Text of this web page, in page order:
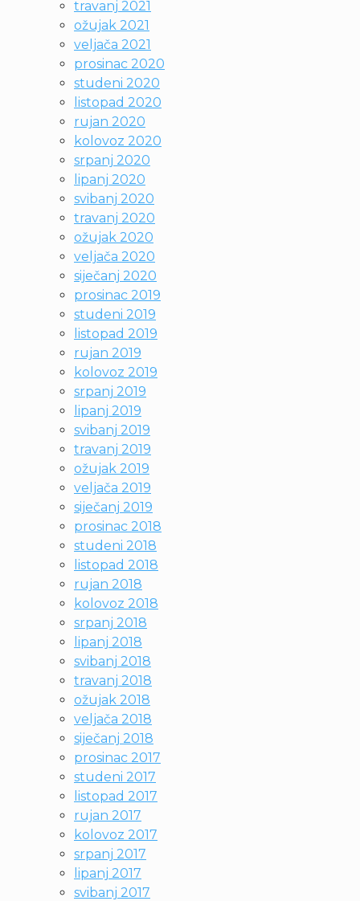
travanj 2021
ožujak 2021
veljača 2021
prosinac 2020
studeni 2020
listopad 2020
rujan 2020
kolovoz 2020
srpanj 2020
lipanj 2020
svibanj 2020
travanj 2020
ožujak 2020
veljača 2020
siječanj 2020
prosinac 2019
studeni 2019
listopad 2019
rujan 2019
kolovoz 2019
srpanj 2019
lipanj 2019
svibanj 2019
travanj 2019
ožujak 2019
veljača 2019
siječanj 2019
prosinac 2018
studeni 2018
listopad 2018
rujan 2018
kolovoz 2018
srpanj 2018
lipanj 2018
svibanj 2018
travanj 2018
ožujak 2018
veljača 2018
siječanj 2018
prosinac 2017
studeni 2017
listopad 2017
rujan 2017
kolovoz 2017
srpanj 2017
lipanj 2017
svibanj 2017